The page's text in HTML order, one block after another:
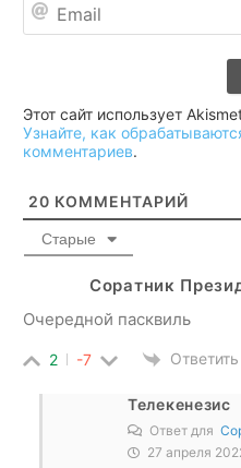
Этот сайт использует
Узнайте, как
комментариев.
20 КОММЕНТАРИЙ
Старые
Соратник
Очередной пасквиль
2 -7 Ответить
Телекенезис
Ответ для
27 апреля